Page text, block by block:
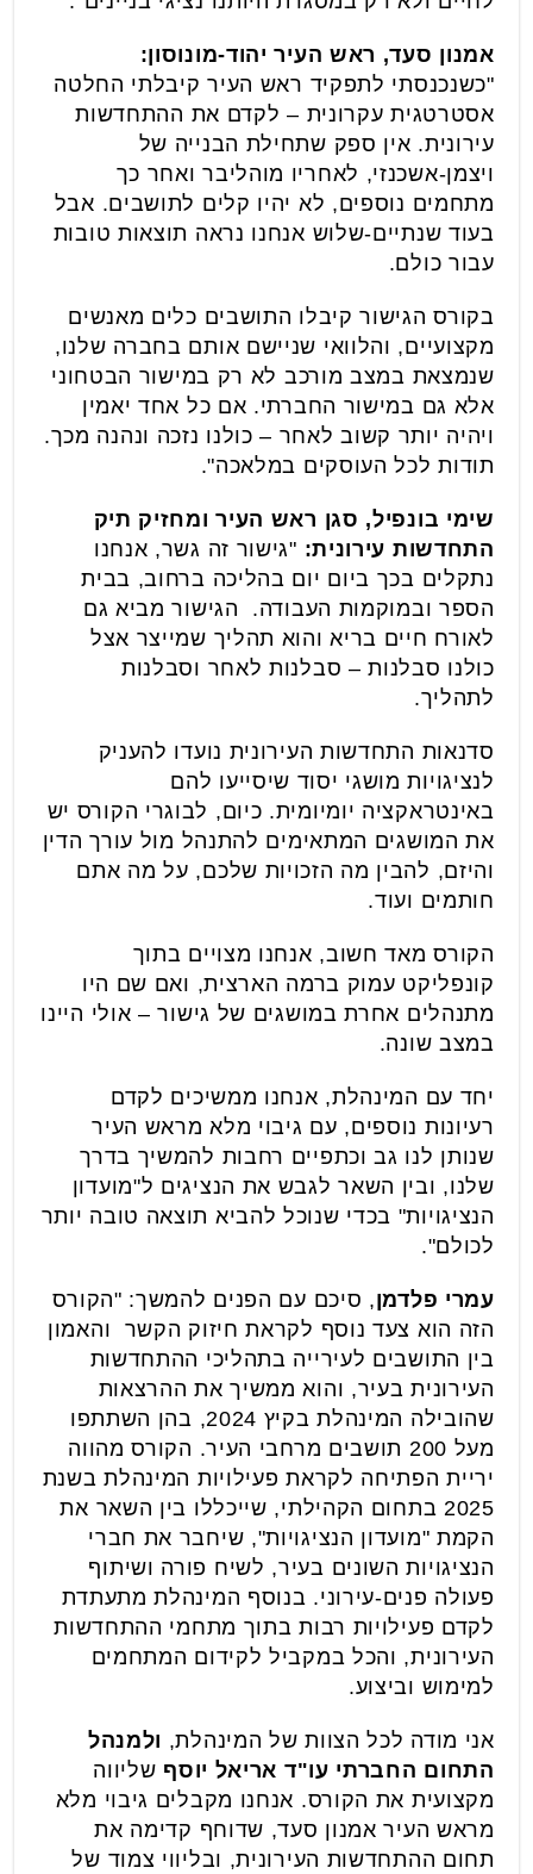
אמנון סעד, ראש העיר יהוד-מונוסון:
"כשנכנסתי לתפקיד ראש העיר קיבלתי החלטה
אסטרטגית עקרונית – לקדם את ההתחדשות
עירונית. אין ספק שתחילת הבנייה של
ויצמן-אשכנזי, לאחריו מוהליבר ואחר כך
מתחמים נוספים, לא יהיו קלים לתושבים. אבל
בעוד שנתיים-שלוש אנחנו נראה תוצאות טובות
עבור כולם.
בקורס הגישור קיבלו התושבים כלים מאנשים
מקצועיים, והלוואי שניישם אותם בחברה שלנו,
שנמצאת במצב מורכב לא רק במישור הבטחוני
אלא גם במישור החברתי. אם כל אחד יאמין
ויהיה יותר קשוב לאחר – כולנו נזכה ונהנה מכך.
תודות לכל העוסקים במלאכה".
שימי בונפיל, סגן ראש העיר ומחזיק תיק
התחדשות עירונית: "גישור זה גשר, אנחנו
נתקלים בכך ביום יום בהליכה ברחוב, בבית
הספר ובמוקמות העבודה. הגישור מביא גם
לאורח חיים בריא והוא תהליך שמייצר אצל
כולנו סבלנות – סבלנות לאחר וסבלנות
לתהליך.
סדנאות התחדשות העירונית נועדו להעניק
לנציגויות מושגי יסוד שיסייעו להם
באינטראקציה יומיומית. כיום, לבוגרי הקורס יש
את המושגים המתאימים להתנהל מול עורך הדין
והיזם, להבין מה הזכויות שלכם, על מה אתם
חותמים ועוד.
הקורס מאד חשוב, אנחנו מצויים בתוך
קונפליקט עמוק ברמה הארצית, ואם שם היו
מתנהלים אחרת במושגים של גישור – אולי היינו
במצב שונה.
יחד עם המינהלת, אנחנו ממשיכים לקדם
רעיונות נוספים, עם גיבוי מלא מראש העיר
שנותן לנו גב וכתפיים רחבות להמשיך בדרך
שלנו, ובין השאר לגבש את הנציגים ל"מועדון
הנציגויות" בכדי שנוכל להביא תוצאה טובה יותר
לכולם".
עמרי פלדמן, סיכם עם הפנים להמשך: "הקורס
הזה הוא צעד נוסף לקראת חיזוק הקשר והאמון
בין התושבים לעירייה בתהליכי ההתחדשות
העירונית בעיר, והוא ממשיך את ההרצאות
שהובילה המינהלת בקיץ 2024, בהן השתתפו
מעל 200 תושבים מרחבי העיר. הקורס מהווה
יריית הפתיחה לקראת פעילויות המינהלת בשנת
2025 בתחום הקהילתי, שייכללו בין השאר את
הקמת "מועדון הנציגויות", שיחבר את חברי
הנציגויות השונים בעיר, לשיח פורה ושיתוף
פעולה פנים-עירוני. בנוסף המינהלת מתעתדת
לקדם פעילויות רבות בתוך מתחמי ההתחדשות
העירונית, והכל במקביל לקידום המתחמים
למימוש וביצוע.
אני מודה לכל הצוות של המינהלת, ולמנהל
התחום החברתי עו"ד אריאל יוסף שליווה
מקצועית את הקורס. אנחנו מקבלים גיבוי מלא
מראש העיר אמנון סעד, שדוחף קדימה את
תחום ההתחדשות העירונית, ובליווי צמוד של